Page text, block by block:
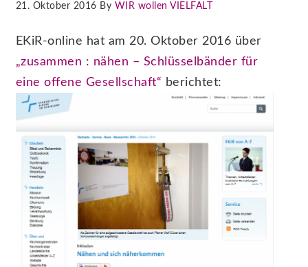
21. Oktober 2016 By WIR wollen VIELFALT
EKiR-online hat am 20. Oktober 2016 über
„zusammen : nähen – Schlüsselbänder für
eine offene Gesellschaft“ berichtet: